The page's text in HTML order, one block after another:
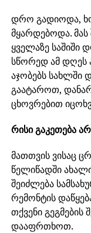
დრო გადიოდა,
მყარდებოდა.
ყველაზე საშიში
სწორედ ამ დღეს
აჯობებს სახლში
გაატაროთ,
ცხოვრებით
რისი გაკეთება
მათთვის ვისაც
წელიწადში
შეიძლება
რემონტის
თქვენი
დააფრთხოთ.